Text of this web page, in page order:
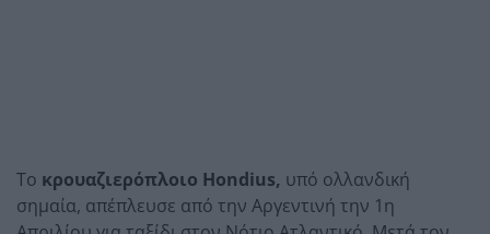
Το κρουαζιερόπλοιο Hondius, υπό ολλανδική
σημαία, απέπλευσε από την Αργεντινή την 1η